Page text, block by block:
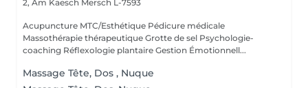
2, Am Kaesch Mersch L-7593
Acupuncture MTC/Esthétique Pédicure médicale
Massothérapie thérapeutique Grotte de sel Psychologie-
coaching Réflexologie plantaire Gestion Émotionnell...
Massage Tête, Dos , Nuque